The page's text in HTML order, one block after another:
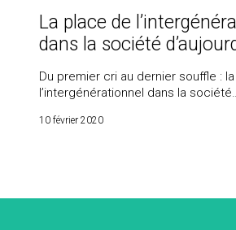
La place de
dans la société
Du premier cri au dernier souffle :
l’intergénérationnel dans la
10 février 2020